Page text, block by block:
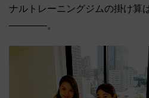
ナルトレーニングジムの掛け算
――――。